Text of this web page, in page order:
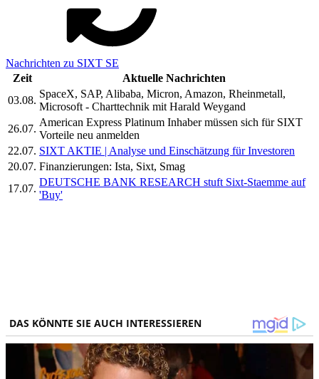
Nachrichten zu SIXT SE
Zeit
Aktuelle Nachrichten
03.08.
SpaceX, SAP, Alibaba, Micron, Amazon, Rheinmetall,
Microsoft - Charttechnik mit Harald Weygand
26.07.
American Express Platinum Inhaber müssen sich für SIXT
Vorteile neu anmelden
22.07. SIXT AKTIE | Analyse und Einschätzung für Investoren
20.07. Finanzierungen: Ista, Sixt, Smag
17.07.
DEUTSCHE BANK RESEARCH stuft Sixt-Staemme auf
'Buy'